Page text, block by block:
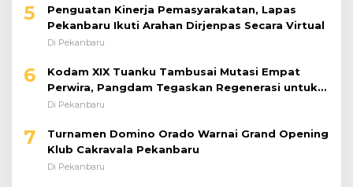
5
Penguatan Kinerja Pemasyarakatan, Lapas
Pekanbaru Ikuti Arahan Dirjenpas Secara Virtual
Di Pekanbaru
6
Kodam XIX Tuanku Tambusai Mutasi Empat
Perwira, Pangdam Tegaskan Regenerasi untuk
Perkuat Kinerja Satuan
Di Pekanbaru
7
Turnamen Domino Orado Warnai Grand Opening
Klub Cakravala Pekanbaru
Di Pekanbaru